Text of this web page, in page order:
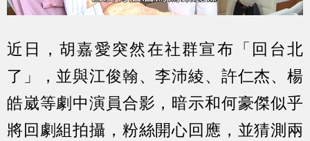
近日，胡嘉愛突然在社群宣布「回台北
了」，並與江俊翰、李沛綾、許仁杰、楊
皓崴等劇中演員合影，暗示和何豪傑似乎
將回劇組拍攝，粉絲開心回應，並猜測兩